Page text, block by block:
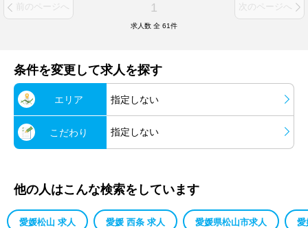
前のページへ 1 次のページへ
求人数 全 61件
条件を変更して求人を探す
エリア 指定しない
こだわり 指定しない
他の人はこんな検索をしています
愛媛松山 求人 愛媛 西条 求人 愛媛県松山市求人 愛